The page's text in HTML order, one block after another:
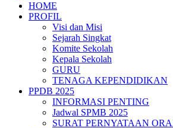
HOME
PROFIL
Visi dan Misi
Sejarah Singkat
Komite Sekolah
Kepala Sekolah
GURU
TENAGA KEPENDIDIKAN
PPDB 2025
INFORMASI PENTING
Jadwal SPMB 2025
SURAT PERNYATAAN